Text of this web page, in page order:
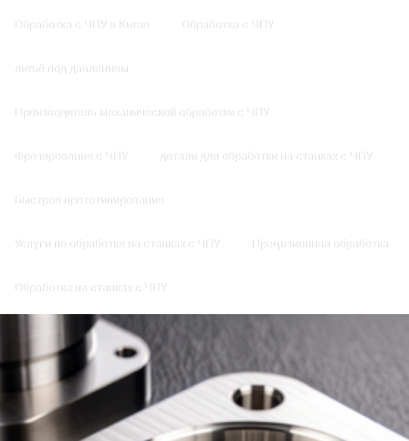
Обработка с ЧПУ в Китае Обработка с ЧПУ
литьё под давлением
Производитель механической обработки с ЧПУ
Фрезерование с ЧПУ детали для обработки на станках с ЧПУ
Быстрое прототипирование
Услуги по обработке на станках с ЧПУ Прецизионная обработка
Обработка на станках с ЧПУ